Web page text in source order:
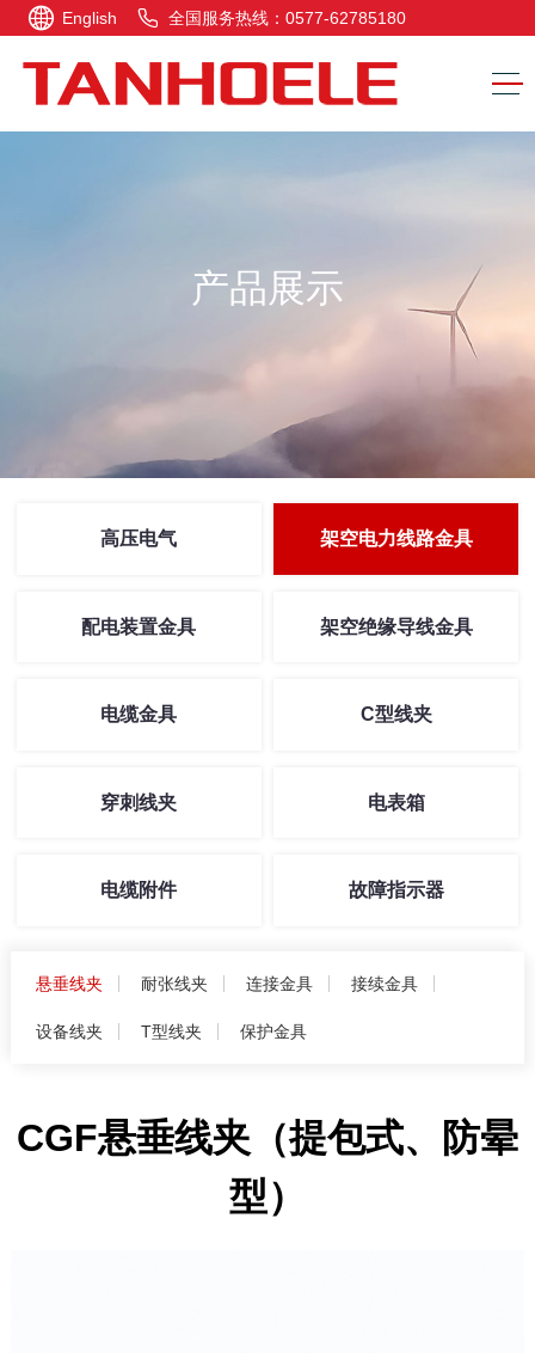
English 全国服务热线：0577-62785180
产品展示
高压电气 架空电力线路金具
配电装置金具 架空绝缘导线金具
电缆金具 C型线夹
穿刺线夹 电表箱
电缆附件 故障指示器
悬垂线夹 耐张线夹 连接金具 接续金具
设备线夹 T型线夹 保护金具
CGF悬垂线夹（提包式、防晕
型）